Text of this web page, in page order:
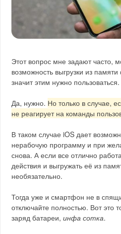
Этот вопрос мне задают часто,
возможность выгрузки из
значит этим нужно пользоваться.
Да, нужно. Но только в случае,
не реагирует на команды
В таком случае iOS дает
нерабочую программу и при
снова. А если все отлично
действия и выгружать её из
необязательно.
Тогда уже и смартфон не в
отключайте полностью. Вот это
заряд батареи,инфа сотка.